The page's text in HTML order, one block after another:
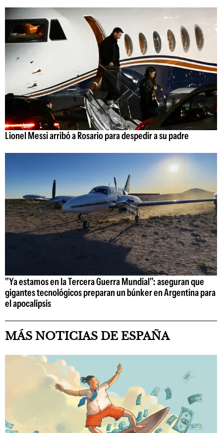
Lionel Messi arribó a Rosario para despedir a su padre
"Ya estamos en la Tercera Guerra Mundial": aseguran que
gigantes tecnológicos preparan un búnker en Argentina para
el apocalipsis
MÁS NOTICIAS DE ESPAÑA